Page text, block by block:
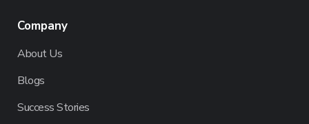
Company
About Us
Blogs
Success Stories